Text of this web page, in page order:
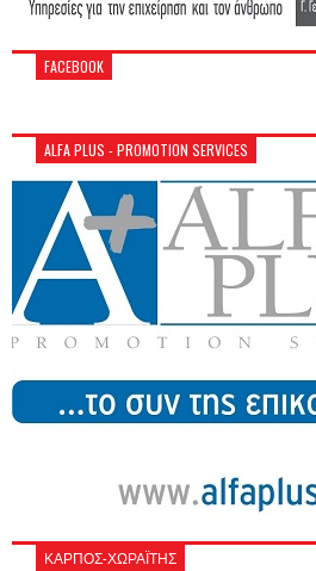
FACEBOOK
ALFA PLUS - PROMOTION SERVICES
ΚΑΡΠΟΣ-ΧΩΡΑΪΤΗΣ